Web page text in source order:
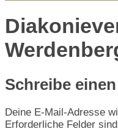
Schreibe
Deine E-Mail-Adresse
Erforderliche Felder